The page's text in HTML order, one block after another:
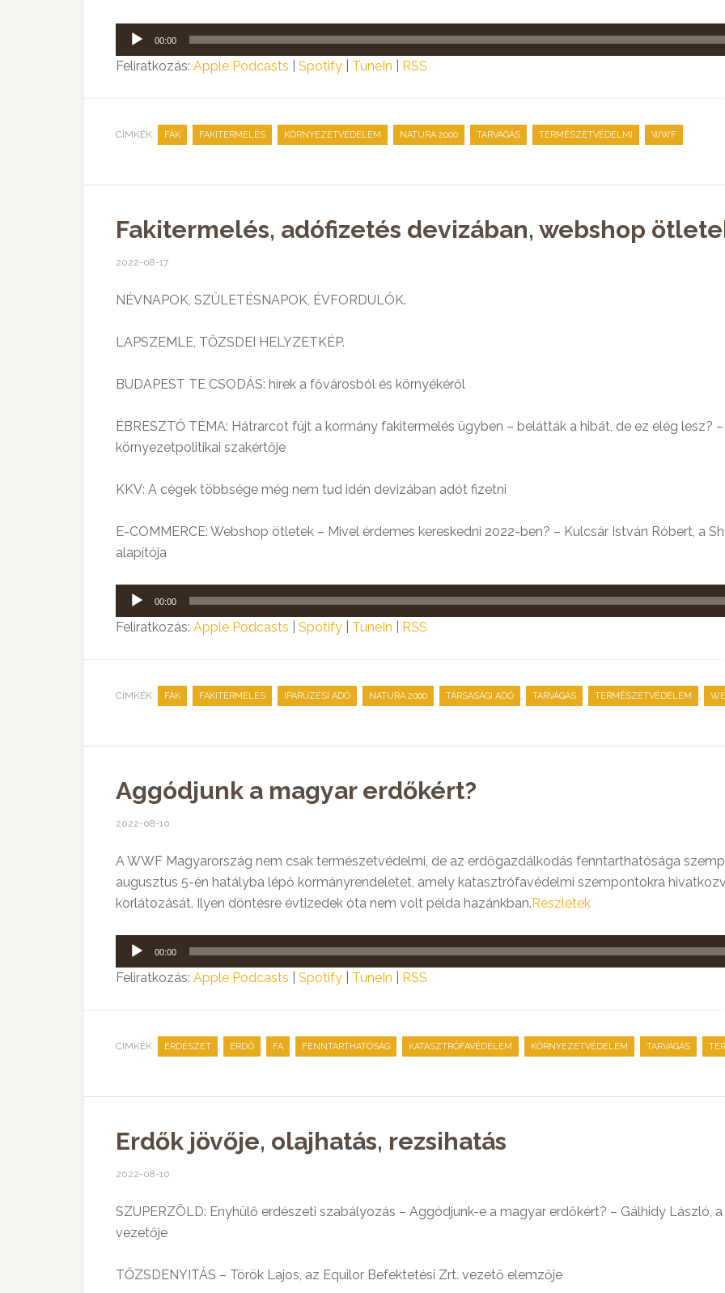
Audió
lejátszó
00:00
Feliratkozás: Apple Podcasts Spotify TuneIn RSS
CÍMKÉK: FÁK , FAKITERMELÉS , KÖRNYEZETVÉDELEM , NATURA 2000 , TARVÁGÁS , TERMÉSZETVÉDELMI , WWF
Fakitermelés, adófizetés devizában, webshop
2022-08-17
NÉVNAPOK, SZÜLETÉSNAPOK, ÉVFORDULÓK.
LAPSZEMLE, TŐZSDEI HELYZETKÉP.
BUDAPEST TE CSODÁS: hírek a fővárosból és környékéről
ÉBRESZTŐ TÉMA: Hátrarcot fújt a kormány fakitermelés ügyben – belátták a hibát, de ez elég lesz?
környezetpolitikai szakértője
KKV: A cégek többsége még nem tud idén devizában adót fizetni
E-COMMERCE: Webshop ötletek – Mivel érdemes kereskedni 2022-ben? – Kulcsár István Róbert, a
alapítója
Audió
lejátszó
00:00
Feliratkozás: Apple Podcasts Spotify TuneIn RSS
CÍMKÉK: FÁK , FAKITERMELÉS , IPARŰZÉSI ADÓ , NATURA 2000 , TÁRSASÁGI ADÓ , TARVÁGÁS , TERMÉSZETVÉDELEM ,
Aggódjunk a magyar erdőkért?
2022-08-10
A WWF Magyarország nem csak természetvédelmi, de az erdőgazdálkodás fenntarthatósága
augusztus 5-én hatályba lépő kormányrendeletet, amely katasztrófavédelmi szempontokra
korlátozását. Ilyen döntésre évtizedek óta nem volt példa hazánkban.Részletek
Audió
lejátszó
00:00
Feliratkozás: Apple Podcasts Spotify TuneIn RSS
CÍMKÉK: ERDÉSZET , ERDŐ , FA , FENNTARTHATÓSÁG , KATASZTRÓFAVÉDELEM , KÖRNYEZETVÉDELEM , TARVÁGÁS ,
Erdők jövője, olajhatás, rezsihatás
2022-08-10
SZUPERZÖLD: Enyhülő erdészeti szabályozás – Aggódjunk-e a magyar erdőkért? – Gálhidy László,
vezetője
TŐZSDENYITÁS – Török Lajos, az Equilor Befektetési Zrt. vezető elemzője